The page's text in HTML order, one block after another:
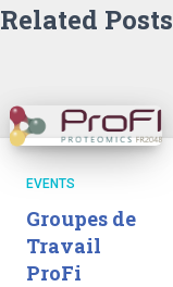
Related Posts
EVENTS
Groupes de
Travail
ProFi